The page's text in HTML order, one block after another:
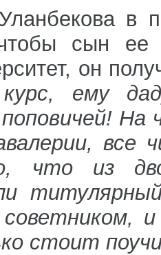
в
сын ее
он
ему
что из
стоит